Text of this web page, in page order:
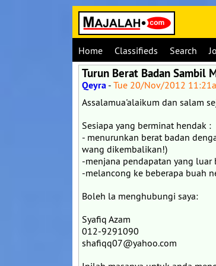
Home Classifieds Search
Turun Berat Badan Sambil
Qeyra - Tue 20/Nov/2012
Assalamua'alaikum dan salam
Sesiapa yang berminat hendak :
- menurunkan berat badan
wang dikembalikan!)
-menjana pendapatan yang
-melancong ke beberapa buah
Boleh la menghubungi saya:
Syafiq Azam
012-9291090
shafiqq07@yahoo.com